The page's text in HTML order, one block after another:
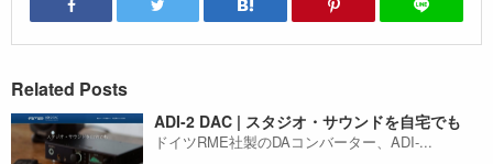
Related Posts
ADI-2 DAC | スタジオ・サウンドを自宅でも
ドイツRME社製のDAコンバーター、ADI-...